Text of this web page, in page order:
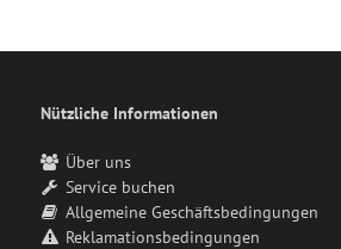
Nützliche Informationen
Über uns
Service buchen
Allgemeine Geschäftsbedingungen
Reklamationsbedingungen